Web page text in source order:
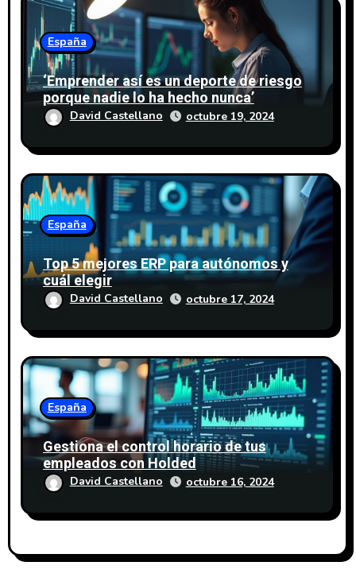
n
t
r
d
a
s
España
‘Emprender así es un deporte de riesgo
porque nadie lo ha hecho nunca’
David Castellano octubre 19, 2024
España
Top 5 mejores ERP para autónomos y
cuál elegir
David Castellano octubre 17, 2024
España
Gestiona el control horario de tus
empleados con Holded
David Castellano octubre 16, 2024